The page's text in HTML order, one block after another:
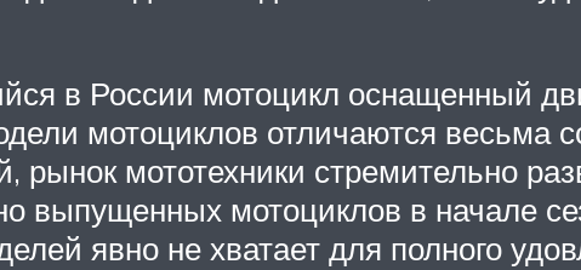
в России мотоцикл оснащенный
мотоциклов отличаются весьма
рынок мототехники стремительно
выпущенных мотоциклов в начале
явно не хватает для полного